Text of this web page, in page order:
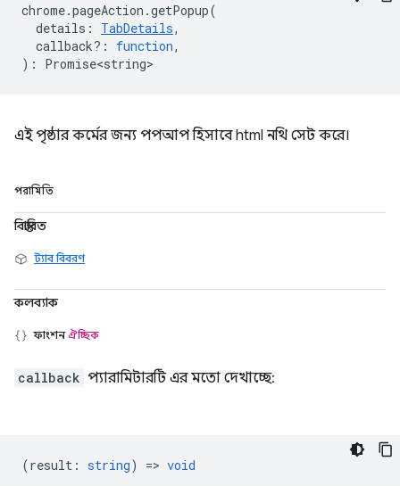
chrome.pageAction .getPopup(
details : TabDetails,
callback? : function,
) : Promise<string>
এই পৃষ্ঠার কর্মের জন্য পপআপ হিসাবে html নথি সেট করে।
পরামিতি
বিস্তারিত
ট্যাব বিবরণ
কলব্যাক
ফাংশনঐচ্ছিক
callback প্যারামিটারটি এর মতো দেখাচ্ছে:
(result : string) => void